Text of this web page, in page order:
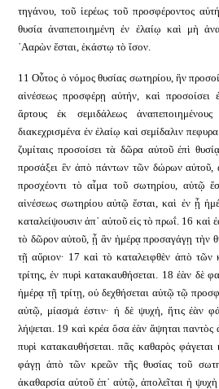
τηγάνου, τοῦ ἱερέως τοῦ προσφέροντος
θυσία ἀναπεποιημένη ἐν ἐλαίῳ καὶ μὴ
᾿Ααρὼν ἔσται, ἑκάστῳ τὸ ἴσον.
11 Οὗτος ὁ νόμος θυσίας σωτηρίου, ἣν
αἰνέσεως προσφέρῃ αὐτήν, καὶ προσοίσει
ἄρτους ἐκ σεμιδάλεως
διακεχρισμένα ἐν ἐλαίῳ καὶ σεμίδαλιν
ζυμίταις προσοίσει τὰ δῶρα αὐτοῦ ἐπὶ
προσάξει ἓν ἀπὸ πάντων τῶν δώρων αὐτοῦ,
προσχέοντι τὸ αἷμα τοῦ σωτηρίου, αὐτῷ
αἰνέσεως σωτηρίου αὐτῷ ἔσται, καὶ ἐν ᾗ
καταλείψουσιν ἀπ᾿ αὐτοῦ εἰς τὸ πρωΐ. 16 καὶ
τὸ δῶρον αὐτοῦ, ᾗ ἂν ἡμέρᾳ προσαγάγῃ τὴν
τῇ αὔριον· 17 καὶ τὸ καταλειφθὲν ἀπὸ τῶν
τρίτης, ἐν πυρὶ κατακαυθήσεται. 18 ἐὰν
ἡμέρᾳ τῇ τρίτῃ, οὐ δεχθήσεται αὐτῷ τῷ
αὐτῷ, μίασμά ἐστιν· ἡ δὲ ψυχή, ἥτις ἐὰν
λήψεται. 19 καὶ κρέα ὅσα ἐὰν ἅψηται παντὸς
πυρὶ κατακαυθήσεται. πᾶς καθαρὸς
φάγῃ ἀπὸ τῶν κρεῶν τῆς θυσίας τοῦ
ἀκαθαρσία αὐτοῦ ἐπ᾿ αὐτῷ, ἀπολεῖται ἡ